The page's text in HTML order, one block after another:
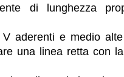
di lunghezza
aderenti e medio
una linea retta con